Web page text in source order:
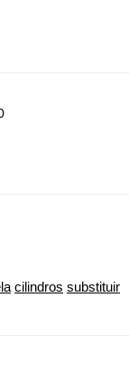
cilindros substituir